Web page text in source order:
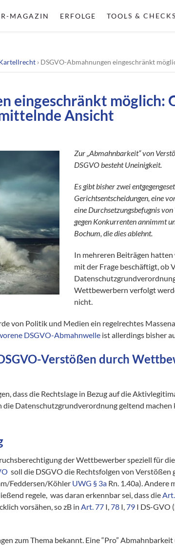
MAGAZIN ERFOLGE TOOLS & CHECKS
› DSGVO-Abmahnungen eingeschränkt
eingeschränkt möglich:
Ansicht
Zur „Abmahnbarkeit“ von
DSGVO besteht Uneinigkeit.
Es gibt bisher zwei
Gerichtsentscheidungen, eine
eine Durchsetzungsbefugnis
gegen Konkurrenten annimmt
Bochum, die dies ablehnt.
In mehreren Beiträgen
mit der Frage beschäftigt, ob
Wettbewerbern verfolgt
nicht.
von Politik und Medien ein regelrechtes
DSGVO-Abmahnwelle ist allerdings bisher
Verstößen durch
dass die Rechtslage in Bezug auf die
die Datenschutzgrundverordnung geltend machen
der Wettbewerber speziell für
soll die DSGVO die Rechtsfolgen von Verstößen
Feddersen/Köhler UWG § 3a Rn. 1.40a). Andere
regele, was daran erkennbar sei, dass die
vorsähen, so zB inArt. 77 I,78 I,79 I DS-GVO
zum Thema bekannt. Eine “Pro” Abmahnbarkeit